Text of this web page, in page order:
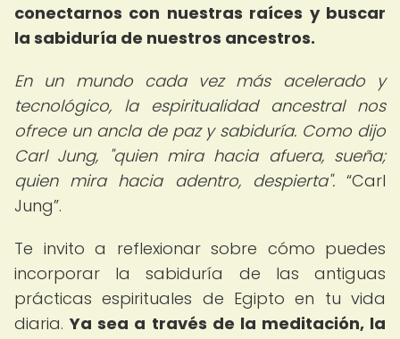
conectarnos con nuestras raíces y buscar
la sabiduría de nuestros ancestros.
En un mundo cada vez más acelerado y
tecnológico, la espiritualidad ancestral nos
ofrece un ancla de paz y sabiduría. Como dijo
Carl Jung, "quien mira hacia afuera, sueña;
quien mira hacia adentro, despierta".
Carl
Jung .
Te invito a reflexionar sobre cómo puedes
incorporar la sabiduría de las antiguas
prácticas espirituales de Egipto en tu vida
diaria.Ya sea a través de la meditación, la